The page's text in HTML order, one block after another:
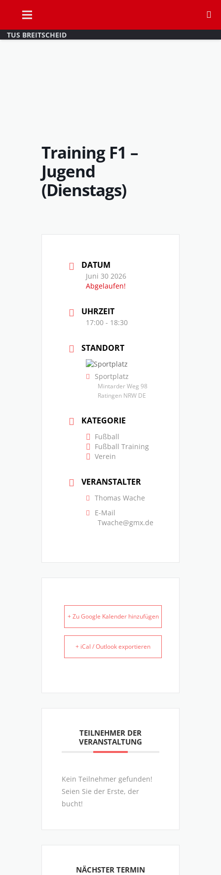
TUS BREITSCHEID
Training F1 –
Jugend
(Dienstags)
DATUM
Juni 30 2026
Abgelaufen!
UHRZEIT
17:00 - 18:30
STANDORT
Sportplatz
Mintarder Weg 98
Ratingen NRW DE
KATEGORIE
Fußball
Fußball Training
Verein
VERANSTALTER
Thomas Wache
E-Mail
Twache@gmx.de
+ Zu Google Kalender hinzufügen
+ iCal / Outlook exportieren
TEILNEHMER DER
VERANSTALTUNG
Kein Teilnehmer gefunden!
Seien Sie der Erste, der
bucht!
NÄCHSTER TERMIN